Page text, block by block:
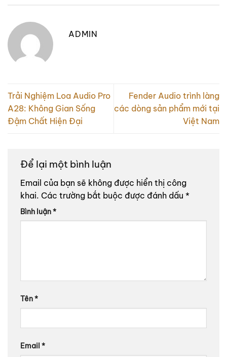
ADMIN
Trải Nghiệm Loa Audio Pro
A28: Không Gian Sống
Đậm Chất Hiện Đại
Fender Audio trình làng
các dòng sản phẩm mới tại
Việt Nam
Để lại một bình luận
Email của bạn sẽ không được hiển thị công
khai. Các trường bắt buộc được đánh dấu *
Bình luận*
Tên*
Email *